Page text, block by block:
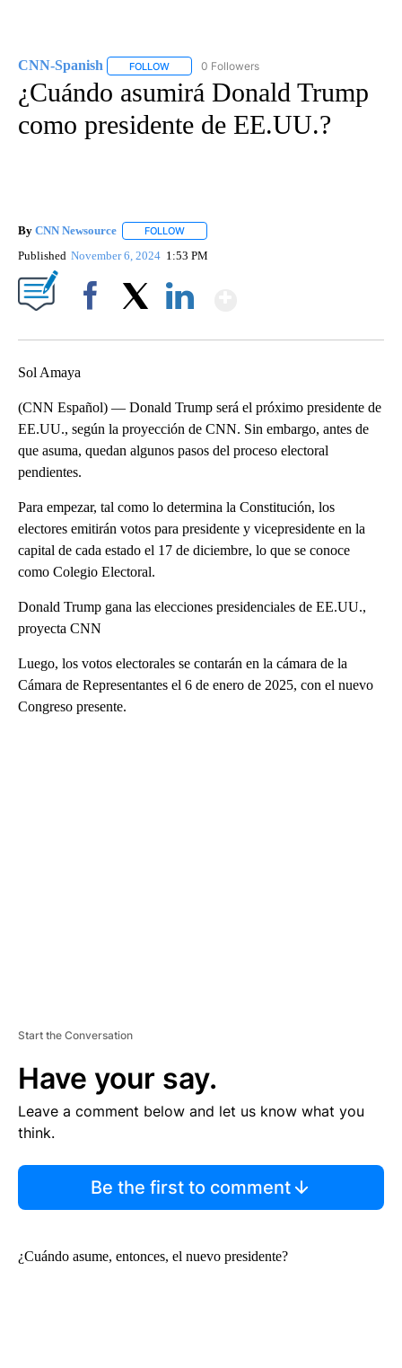
CNN-Spanish FOLLOW FOLLOW "CNN-SPANISH" TO RECEIVE
0 Followers
¿Cuándo asumirá Donald Trump
como presidente de EE.UU.?
By CNN Newsource FOLLOW
Published November 6, 2024 1:53 PM
Sol Amaya
(CNN Español) — Donald Trump será el próximo presidente de
EE.UU., según la proyección de CNN. Sin embargo, antes de
que asuma, quedan algunos pasos del proceso electoral
pendientes.
Para empezar, tal como lo determina la Constitución, los
electores emitirán votos para presidente y vicepresidente en la
capital de cada estado el 17 de diciembre, lo que se conoce
como Colegio Electoral.
Donald Trump gana las elecciones presidenciales de EE.UU.,
proyecta CNN
Luego, los votos electorales se contarán en la cámara de la
Cámara de Representantes el 6 de enero de 2025, con el nuevo
Congreso presente.
Start the Conversation
Have your say.
Leave a comment below and let us know what you
think.
Be the first to comment
¿Cuándo asume, entonces, el nuevo presidente?